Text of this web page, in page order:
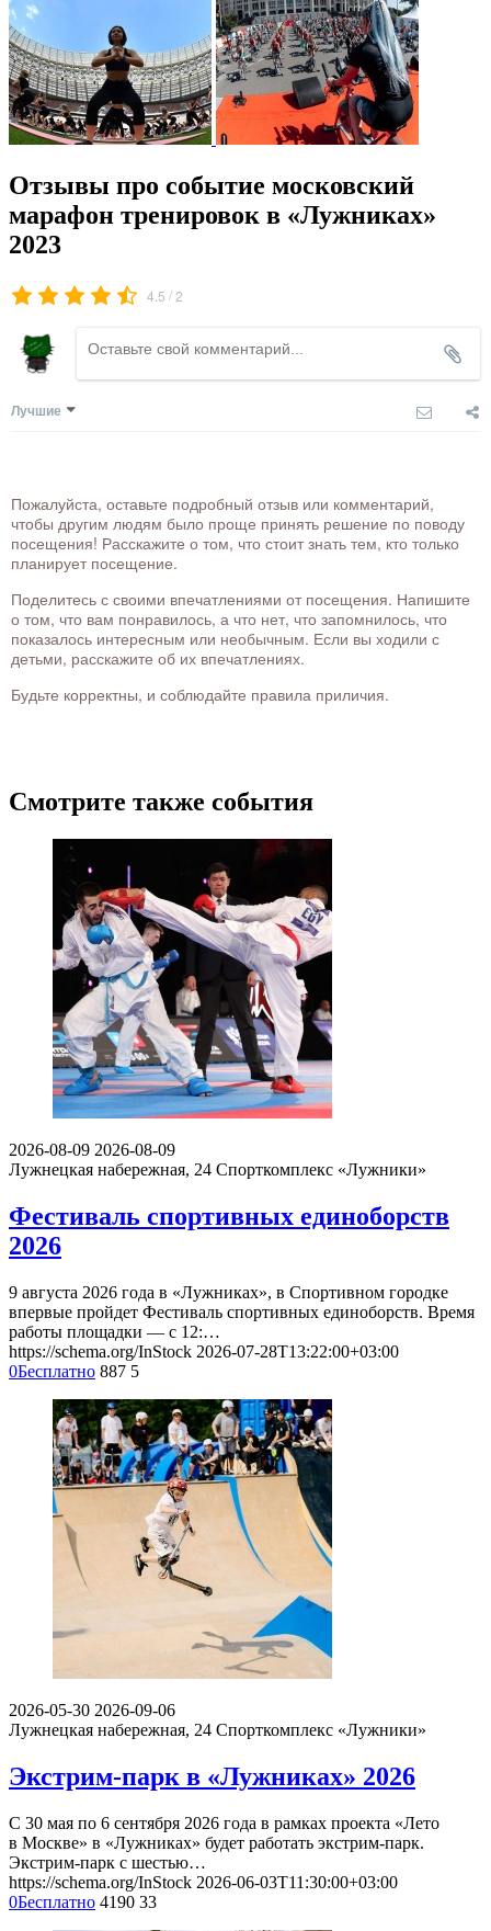
Отзывы про событие московский
марафон тренировок в «Лужниках»
2023
4.5 /2
Лучшие
Пожалуйста, оставьте подробный отзыв или комментарий,
чтобы другим людям было проще принять решение по поводу
посещения! Расскажите о том, что стоит знать тем, кто только
планирует посещение.
Поделитесь с своими впечатлениями от посещения. Напишите
о том, что вам понравилось, а что нет, что запомнилось, что
показалось интересным или необычным. Если вы ходили с
детьми, расскажите об их впечатлениях.
Будьте корректны, и соблюдайте правила приличия.
Смотрите также события
2026-08-09 2026-08-09
Лужнецкая набережная, 24 Спорткомплекс «Лужники»
Фестиваль спортивных единоборств
2026
9 августа 2026 года в «Лужниках», в Спортивном городке
впервые пройдет Фестиваль спортивных единоборств. Время
работы площадки — с 12:…
https://schema.org/InStock 2026-07-28T13:22:00+03:00
0Бесплатно 887 5
2026-05-30 2026-09-06
Лужнецкая набережная, 24 Спорткомплекс «Лужники»
Экстрим-парк в «Лужниках» 2026
С 30 мая по 6 сентября 2026 года в рамках проекта «Лето
в Москве» в «Лужниках» будет работать экстрим-парк.
Экстрим-парк с шестью…
https://schema.org/InStock 2026-06-03T11:30:00+03:00
0Бесплатно 4190 33